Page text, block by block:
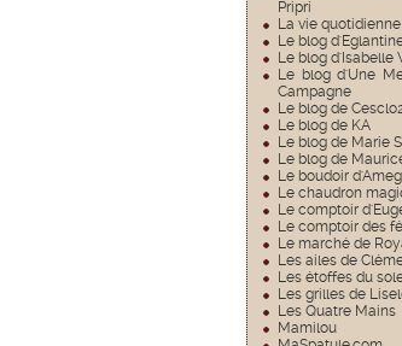
Pripri
La vie
Le blog
Le blog d'Isabelle
Le blog d'Une
Campagne
Le blog de
Le blog de KA
Le blog de Marie
Le blog de
Le boudoir
Le chaudron
Le comptoir
Le comptoir des
Le marché de
Les ailes de
Les étoffes du
Les grilles de
Les Quatre Mains
Mamilou